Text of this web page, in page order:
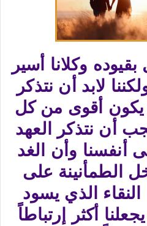
وكلانا أسير
لابد أن نتذكر
يكون أقوى من كل
أن نتذكر العهد
أنفسنا وأن الغد
الطمأنينة على
النقاء الذي يسود
أكثر إرتباطاً